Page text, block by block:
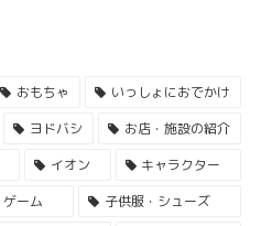
おもちゃ
いっしょにおでかけ
ヨドバシ
お店・施設の紹介
イオン
キャラクター
ゲーム
子供服・シューズ